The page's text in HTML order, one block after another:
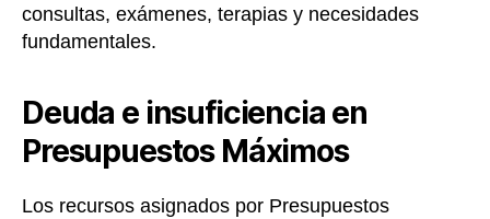
consultas, exámenes, terapias y necesidades
fundamentales.
Deuda e insuficiencia en
Presupuestos Máximos
Los recursos asignados por Presupuestos